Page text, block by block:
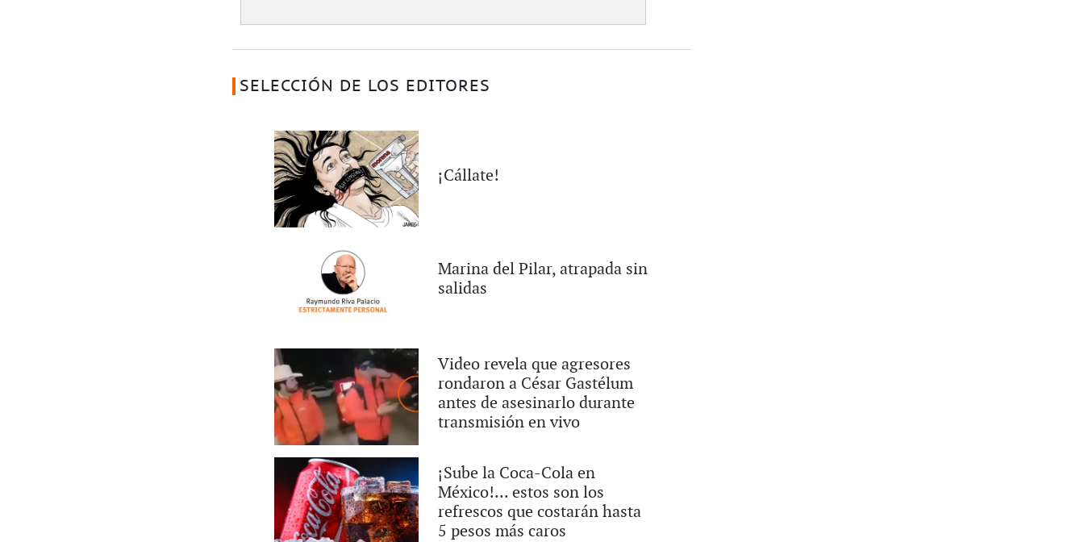
SELECCIÓN DE LOS EDITORES
¡Cállate!
Marina del Pilar, atrapada sin
salidas
Video revela que agresores
rondaron a César Gastélum
antes de asesinarlo durante
transmisión en vivo
¡Sube la Coca-Cola en
México!... estos son los
refrescos que costarán hasta
5 pesos más caros